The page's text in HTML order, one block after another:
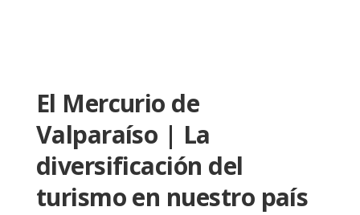
El Mercurio de
Valparaíso | La
diversificación del
turismo en nuestro país